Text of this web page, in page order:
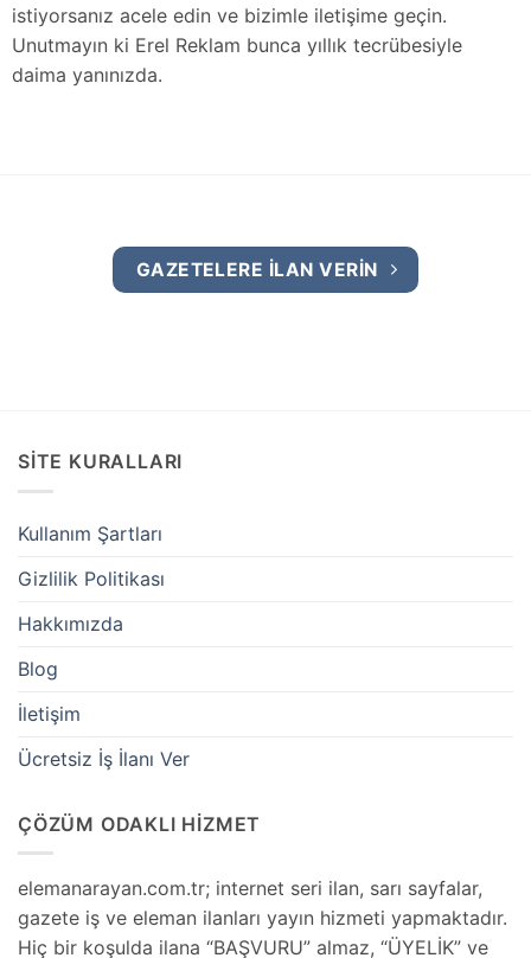
istiyorsanız acele edin ve bizimle iletişime geçin.
Unutmayın ki Erel Reklam bunca yıllık tecrübesiyle
daima yanınızda.
GAZETELERE İLAN VERİN
SİTE KURALLARI
Kullanım Şartları
Gizlilik Politikası
Hakkımızda
Blog
İletişim
Ücretsiz İş İlanı Ver
ÇÖZÜM ODAKLI HİZMET
elemanarayan.com.tr; internet seri ilan, sarı sayfalar,
gazete iş ve eleman ilanları yayın hizmeti yapmaktadır.
Hiç bir koşulda ilana “BAŞVURU” almaz, “ÜYELİK” ve